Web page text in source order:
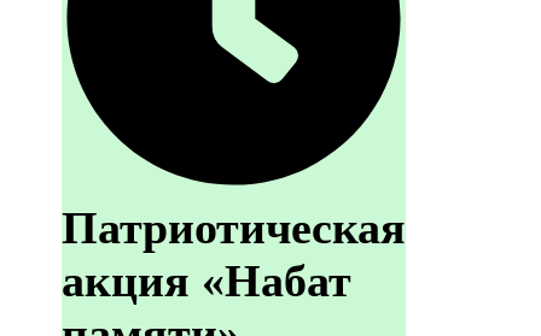
Патриотическая
акция «Набат